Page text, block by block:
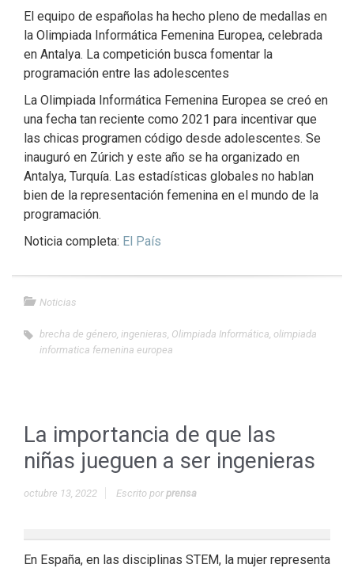
El equipo de españolas ha hecho pleno de medallas en
la Olimpiada Informática Femenina Europea, celebrada
en Antalya. La competición busca fomentar la
programación entre las adolescentes
La Olimpiada Informática Femenina Europea se creó en
una fecha tan reciente como 2021 para incentivar que
las chicas programen código desde adolescentes. Se
inauguró en Zúrich y este año se ha organizado en
Antalya, Turquía. Las estadísticas globales no hablan
bien de la representación femenina en el mundo de la
programación.
Noticia completa: El País
Noticias
brecha de género ingenieras Olimpiada Informática olimpiada
informatica femenina europea
La importancia de que las
niñas jueguen a ser ingenieras
octubre 13, 2022 Escrito porprensa
En España, en las disciplinas STEM, la mujer representa